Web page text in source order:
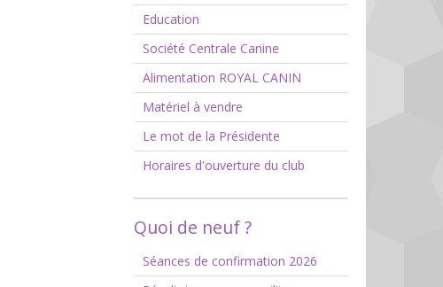
Education
Société Centrale Canine
Alimentation ROYAL CANIN
Matériel à vendre
Le mot de la Présidente
Horaires d'ouverture du club
Quoi de neuf ?
Séances de confirmation 2026